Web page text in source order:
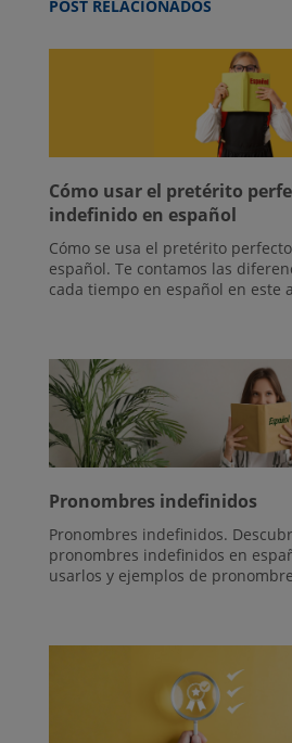
POST RELACIONADOS
Cómo usar el pretérito
indefinido en español
Cómo se usa el pretérito
español. Te contamos las
cada tiempo en español en este
Pronombres indefinidos
Pronombres indefinidos.
pronombres indefinidos en
usarlos y ejemplos de